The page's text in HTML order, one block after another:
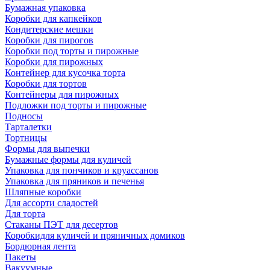
Бумажная упаковка
Коробки для капкейков
Кондитерские мешки
Коробки для пирогов
Коробки под торты и пирожные
Коробки для пирожных
Контейнер для кусочка торта
Коробки для тортов
Контейнеры для пирожных
Подложки под торты и пирожные
Подносы
Тарталетки
Тортницы
Формы для выпечки
Бумажные формы для куличей
Упаковка для пончиков и круассанов
Упаковка для пряников и печенья
Шляпные коробки
Для ассорти сладостей
Для торта
Стаканы ПЭТ для десертов
Коробкидля куличей и пряничных домиков
Бордюрная лента
Пакеты
Вакуумные